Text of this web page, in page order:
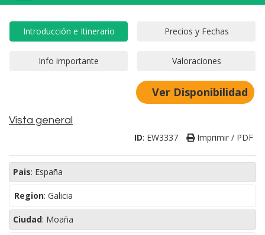
Ver Disponibilidad
Vista general
ID: EW3337 Imprimir / PDF
Pais: España
Region: Galicia
Ciudad: Moaña